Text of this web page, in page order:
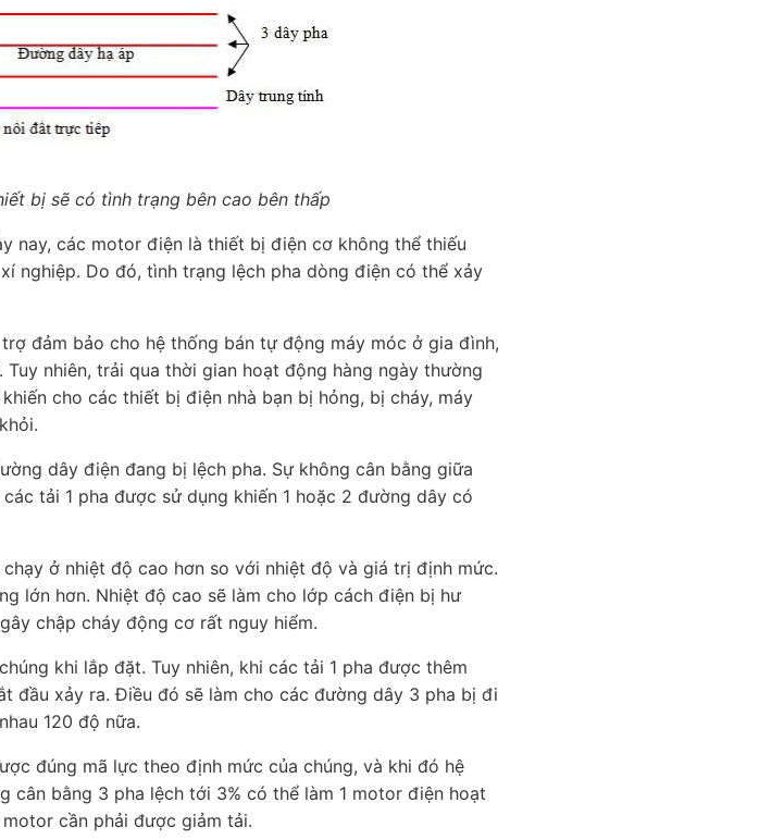
bị sẽ có tình trạng bên cao bên thấp
nay, các motor điện là thiết bị điện cơ không thể thiếu
nghiệp. Do đó, tình trạng lệch pha dòng điện có thể xảy
đảm bảo cho hệ thống bán tự động máy móc ở gia đình,
nhiên, trải qua thời gian hoạt động hàng ngày thường
cho các thiết bị điện nhà bạn bị hỏng, bị cháy, máy
dây điện đang bị lệch pha. Sự không cân bằng giữa
tải 1 pha được sử dụng khiến 1 hoặc 2 đường dây có
ở nhiệt độ cao hơn so với nhiệt độ và giá trị định mức.
lớn hơn. Nhiệt độ cao sẽ làm cho lớp cách điện bị hư
chập cháy động cơ rất nguy hiểm.
khi lắp đặt. Tuy nhiên, khi các tải 1 pha được thêm
đầu xảy ra. Điều đó sẽ làm cho các đường dây 3 pha bị đi
120 độ nữa.
đúng mã lực theo định mức của chúng, và khi đó hệ
cân bằng 3 pha lệch tới 3% có thể làm 1 motor điện hoạt
cần phải được giảm tải.